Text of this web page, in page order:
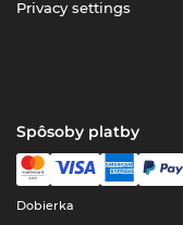
Privacy settings
Spôsoby platby
Dobierka